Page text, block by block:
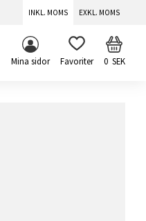
INKL. MOMS EXKL. MOMS
Mina sidor FAVORITER 0SEK